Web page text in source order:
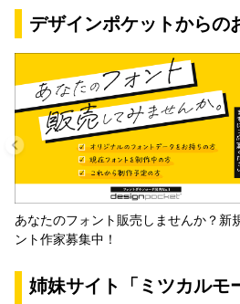
デザインポケットからの
あなたのフォント販売しませんか？新
ント作家募集中！
姉妹サイト「ミツカルモ